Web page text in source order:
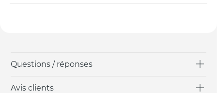
Questions / réponses
Avis clients